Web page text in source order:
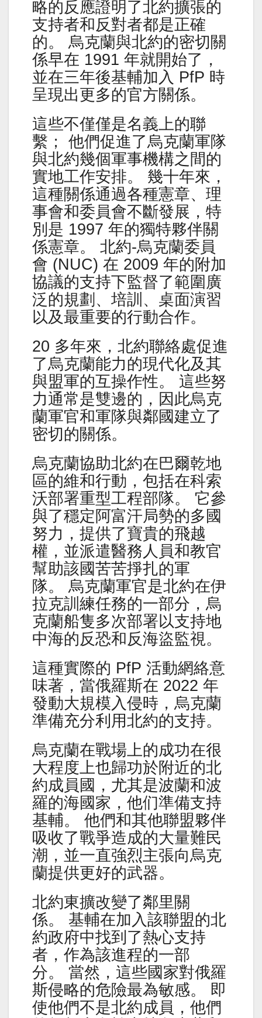
略的反應證明了北約擴張的
支持者和反對者都是正確
的。 烏克蘭與北約的密切關
係早在 1991 年就開始了，
並在三年後基輔加入 PfP 時
呈現出更多的官方關係。
這些不僅僅是名義上的聯
繫； 他們促進了烏克蘭軍隊
與北約幾個軍事機構之間的
實地工作安排。 幾十年來，
這種關係通過各種憲章、理
事會和委員會不斷發展，特
別是 1997 年的獨特夥伴關
係憲章。 北約-烏克蘭委員
會 (NUC) 在 2009 年的附加
協議的支持下監督了範圍廣
泛的規劃、培訓、桌面演習
以及最重要的行動合作。
20 多年來，北約聯絡處促進
了烏克蘭能力的現代化及其
與盟軍的互操作性。 這些努
力通常是雙邊的，因此烏克
蘭軍官和軍隊與鄰國建立了
密切的關係。
烏克蘭協助北約在巴爾乾地
區的維和行動，包括在科索
沃部署重型工程部隊。 它參
與了穩定阿富汗局勢的多國
努力，提供了寶貴的飛越
權，並派遣醫務人員和教官
幫助該國苦苦掙扎的軍
隊。 烏克蘭軍官是北約在伊
拉克訓練任務的一部分，烏
克蘭船隻多次部署以支持地
中海的反恐和反海盜監視。
這種實際的 PfP 活動網絡意
味著，當俄羅斯在 2022 年
發動大規模入侵時，烏克蘭
準備充分利用北約的支持。
烏克蘭在戰場上的成功在很
大程度上也歸功於附近的北
約成員國，尤其是波蘭和波
羅的海國家，他们準備支持
基輔。 他們和其他聯盟夥伴
吸收了戰爭造成的大量難民
潮，並一直強烈主張向烏克
蘭提供更好的武器。
北約東擴改變了鄰里關
係。 基輔在加入該聯盟的北
約政府中找到了熱心支持
者，作為該進程的一部
分。 當然，這些國家對俄羅
斯侵略的危險最為敏感。 即
使他們不是北約成員，他們